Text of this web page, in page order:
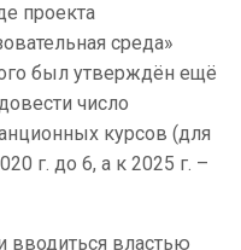
проекта
среда»
был утверждён ещё
число
курсов (для
г. до 6, а к 2025 г. –
властью